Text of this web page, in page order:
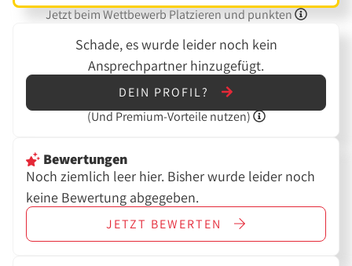
Jetzt beim Wettbewerb Platzieren und punkten
Schade, es wurde leider noch kein
Ansprechpartner hinzugefügt.
DEIN PROFIL?
(UndPremium-Vorteile nutzen)
Bewertungen
Noch ziemlich leer hier. Bisher wurde leider noch
keine Bewertung abgegeben.
JETZT BEWERTEN